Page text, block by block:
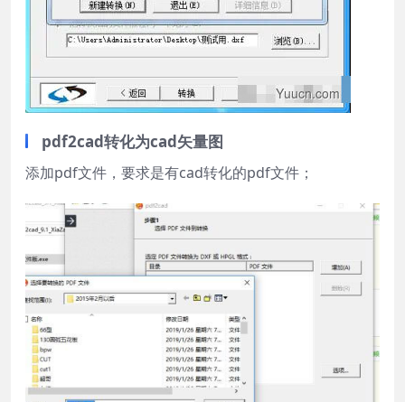
pdf2cad转化为cad矢量图
添加pdf文件，要求是有cad转化的pdf文件；